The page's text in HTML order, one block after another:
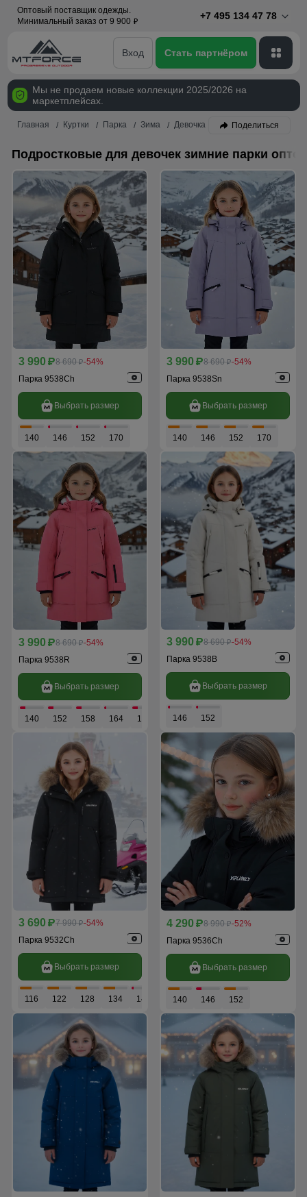
Оптовый поставщик одежды.
Минимальный заказ от 9 900 p
+7 495 134 47 78
Вход Стать партнёром
Мы не продаем новые коллекции 2025/2026 на
маркетплейсах.
Главная Куртки Парка Зима Девочка Поделиться
Подростковые для девочек зимние парки
3 990 p8 690 p-54%
Парка 9538Ch
Выбрать размер
140 146 152 170
3 990 p8 690 p-54%
Парка 9538Sn
Выбрать размер
140 146 152 170
3 990 p8 690 p-54%
Парка 9538R
Выбрать размер
140 152 158 164 170
3 990 p8 690 p-54%
Парка 9538B
Выбрать размер
146 152
3 690 p7 990 p-54%
Парка 9532Ch
Выбрать размер
116 122 128 134 140 146
4 290 p8 990 p-52%
Парка 9536Ch
Выбрать размер
140 146 152